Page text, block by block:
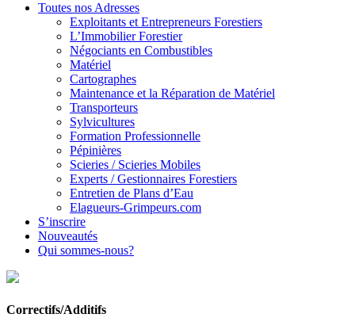
Toutes nos Adresses
Exploitants et Entrepreneurs Forestiers
L’Immobilier Forestier
Négociants en Combustibles
Matériel
Cartographes
Maintenance et la Réparation de Matériel
Transporteurs
Sylvicultures
Formation Professionnelle
Pépinières
Scieries / Scieries Mobiles
Experts / Gestionnaires Forestiers
Entretien de Plans d’Eau
Elagueurs-Grimpeurs.com
S’inscrire
Nouveautés
Qui sommes-nous?
Correctifs/Additifs